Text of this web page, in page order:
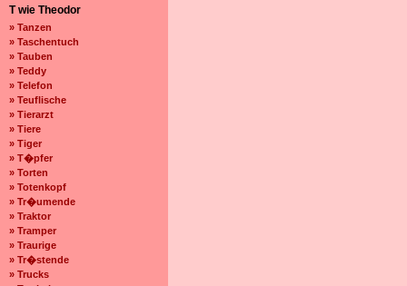
T wie Theodor
» Tanzen
» Taschentuch
» Tauben
» Teddy
» Telefon
» Teuflische
» Tierarzt
» Tiere
» Tiger
» T�pfer
» Torten
» Totenkopf
» Tr�umende
» Traktor
» Tramper
» Traurige
» Tr�stende
» Trucks